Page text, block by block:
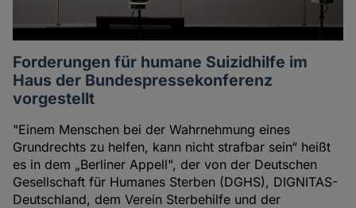
Forderungen für humane Suizidhilfe im
Haus der Bundespressekonferenz
vorgestellt
"Einem Menschen bei der Wahrnehmung eines
Grundrechts zu helfen, kann nicht strafbar sein“ heißt
es in dem „Berliner Appell", der von der Deutschen
Gesellschaft für Humanes Sterben (DGHS), DIGNITAS-
Deutschland, dem Verein Sterbehilfe und der